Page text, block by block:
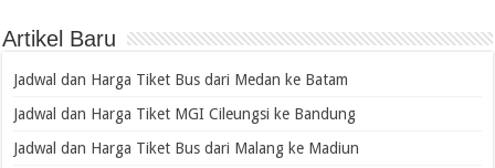
Artikel Baru
Jadwal dan Harga Tiket Bus dari Medan ke Batam
Jadwal dan Harga Tiket MGI Cileungsi ke Bandung
Jadwal dan Harga Tiket Bus dari Malang ke Madiun